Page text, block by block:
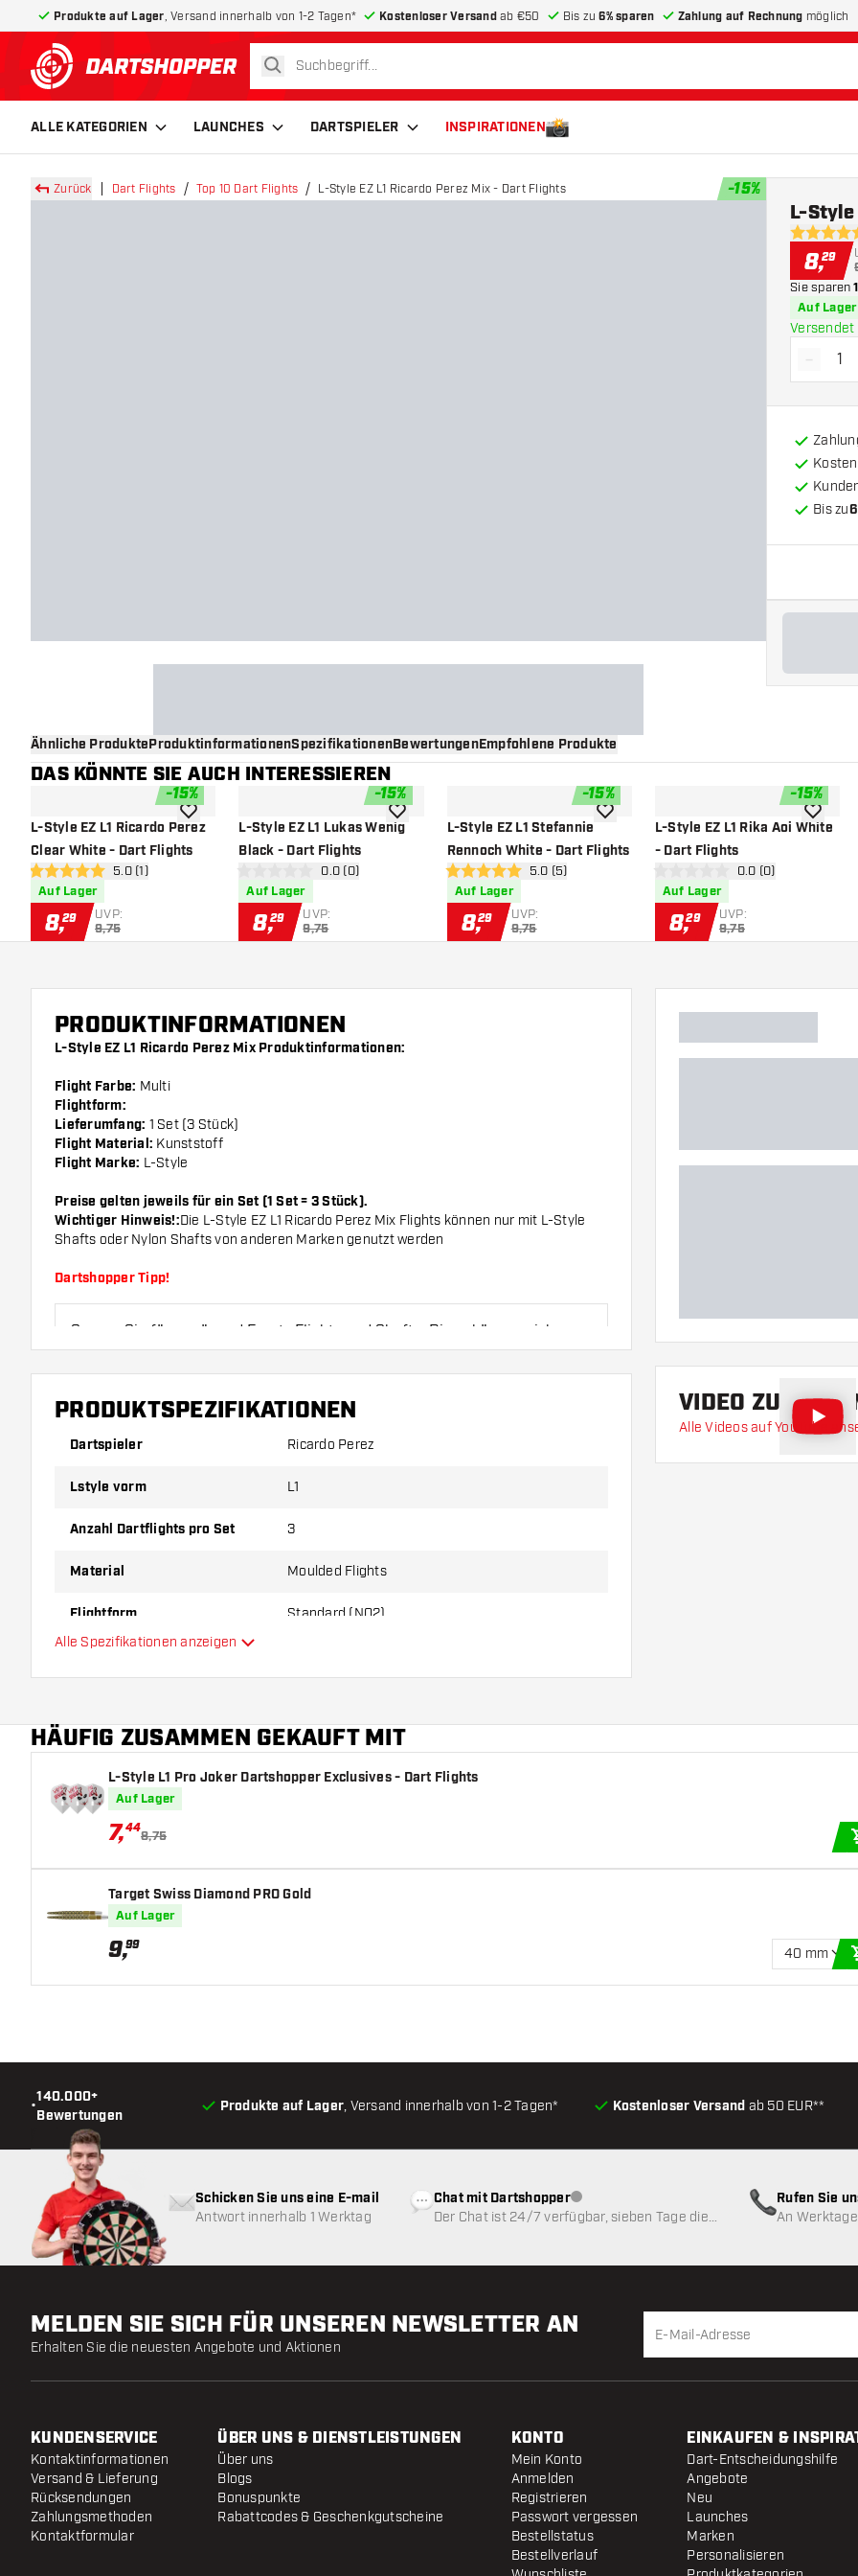
Produkte auf Lager , Versand innerhalb von 1-2 Tagen* Kostenloser Versandab €50 Bis zu6% sparen Zahlung auf Rechnung möglich
zurück zur Startseite
suchen
ALLE KATEGORIEN LAUNCHES DARTSPIELER INSPIRATIONEN
Zurück Dart Flights Top 10 Dart Flights L-Style EZ L1 Ricardo Perez Mix - Dart Flights -15%
5
L-
8,29
Sie sparen
Auf Lager
Versendet
-
Bis zu
Ähnliche ProdukteProduktinformationenSpezifikationenBewertungenEmpfohlene Produkte
DAS KÖNNTE SIE AUCH INTERESSIEREN
-15%
L-Style EZ L1 Ricardo Perez
Clear White - Dart Flights
Bewertungsbereich öffnen
5 Bewertungssterne
5.0 (1)
Auf Lager
8,29 UVP:
9,75
Zur Wunschliste hinzufügen
-15%
L-Style EZ L1 Lukas Wenig
Black - Dart Flights
Bewertungsbereich öffnen
0 Bewertungssterne
0.0 (0)
Auf Lager
8,29 UVP:
9,75
Zur Wunschliste hinzufügen
-15%
L-Style EZ L1 Stefannie
Rennoch White - Dart Flights
Bewertungsbereich öffnen
5 Bewertungssterne
5.0 (5)
Auf Lager
8,29 UVP:
9,75
Zur Wunschliste hinzufügen
-15%
L-Style EZ L1 Rika Aoi White
- Dart Flights
Bewertungsbereich
0 Bewertungssterne
0.0 (0)
Auf Lager
8,29 UVP:
9,75
Zur
PRODUKTINFORMATIONEN
L-Style EZ L1 Ricardo Perez Mix Produktinformationen:
Flight Farbe: Multi
Flightform:
Lieferumfang: 1 Set (3 Stück)
Flight Material: Kunststoff
Flight Marke: L-Style
Preise gelten jeweils für ein Set (1 Set = 3 Stück).
Wichtiger Hinweis!:Die L-Style EZ L1 Ricardo Perez Mix Flights können nur mit L-Style
Shafts oder Nylon Shafts von anderen Marken genutzt werden
Dartshopper Tipp!
Sorgen Sie für genügend Ersatz Flights und Shafts. Diese können sich
durch Gebrauch abnutzen oder brechen.
Probieren Sie eine andere Form, ein anderes Material oder eine andere
Ihnen passt!
PRODUKTSPEZIFIKATIONEN
Dartspieler Ricardo Perez
Lstyle vorm L1
Anzahl Dartflights pro Set 3
Material Moulded Flights
Flightform Standard (NO2)
Zusätzliche Farben
Hauptfarbe
Alle Spezifikationen anzeigen
VIDEO ZU
Alle Videos auf YouTube
HÄUFIG ZUSAMMEN GEKAUFT MIT
L-Style L1 Pro Joker Dartshopper Exclusives - Dart Flights
Auf Lager
7,44
8,75
Target Swiss Diamond PRO Gold
Auf Lager
9,99
40 mm
•
140.000+
Bewertungen
Produkte auf Lager, Versand innerhalb von 1-2 Tagen* Kostenloser Versand ab 50 EUR**
Schicken Sie uns eine E-mail
Antwort innerhalb 1 Werktag
Chat mit DartshopperKundenservice nicht verfügbar
Der Chat ist 24/7 verfügbar, sieben Tage die
Rufen Sie
An
MELDEN SIE SICH FÜR UNSEREN NEWSLETTER AN
Erhalten Sie die neuesten Angebote und Aktionen
KUNDENSERVICE
Kontaktinformationen
Versand & Lieferung
Rücksendungen
Zahlungsmethoden
Kontaktformular
ÜBER UNS & DIENSTLEISTUNGEN
Über uns
Blogs
Bonuspunkte
Rabattcodes & Geschenkgutscheine
KONTO
Mein Konto
Anmelden
Registrieren
Passwort vergessen
Bestellstatus
Bestellverlauf
EINKAUFEN &
Dart-Entscheidungshilfe
Angebote
Neu
Launches
Marken
Personalisieren